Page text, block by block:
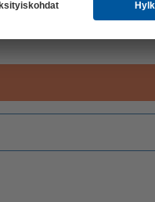
jossa paineensäätö